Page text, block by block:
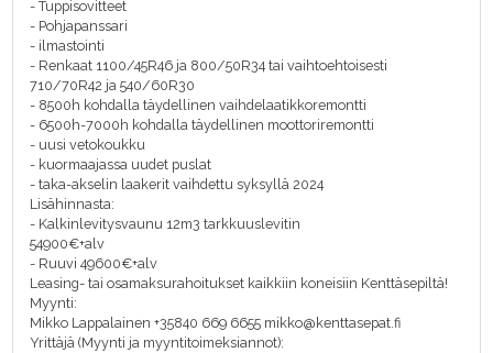
- Tuppisovitteet
- Pohjapanssari
- ilmastointi
- Renkaat 1100/45R46 ja 800/50R34 tai vaihtoehtoisesti
710/70R42 ja 540/60R30
- 8500h kohdalla täydellinen vaihdelaatikkoremontti
- 6500h-7000h kohdalla täydellinen moottoriremontti
- uusi vetokoukku
- kuormaajassa uudet puslat
- taka-akselin laakerit vaihdettu syksyllä 2024
Lisähinnasta:
- Kalkinlevitysvaunu 12m3 tarkkuuslevitin
54900€+alv
- Ruuvi 49600€+alv
Leasing- tai osamaksurahoitukset kaikkiin koneisiin Kenttäsepiltä!
Myynti:
Mikko Lappalainen +35840 669 6655 mikko@kenttasepat.fi
Yrittäjä (Myynti ja myyntitoimeksiannot):